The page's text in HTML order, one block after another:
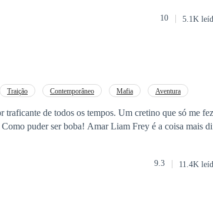
en sus venas. Lionetta Petrucci, una mujer que no
10 5.1K
Traição Contemporâneo Mafia Aventura
realmente achei que iria esquece-lo? Como puder ser boba! Amar Liam
9.3 11.4K